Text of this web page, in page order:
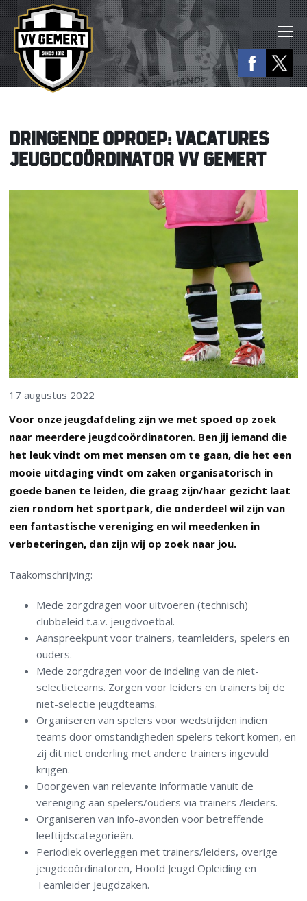
DRINGENDE OPROEP: VACATURES
JEUGDCOÖRDINATOR VV GEMERT
17 augustus 2022
Voor onze jeugdafdeling zijn we met spoed op zoek
naar meerdere jeugdcoördinatoren. Ben jij iemand die
het leuk vindt om met mensen om te gaan, die het een
mooie uitdaging vindt om zaken organisatorisch in
goede banen te leiden, die graag zijn/haar gezicht laat
zien rondom het sportpark, die onderdeel wil zijn van
een fantastische vereniging en wil meedenken in
verbeteringen, dan zijn wij op zoek naar jou.
Taakomschrijving:
Mede zorgdragen voor uitvoeren (technisch)
clubbeleid t.a.v. jeugdvoetbal.
Aanspreekpunt voor trainers, teamleiders, spelers en
ouders.
Mede zorgdragen voor de indeling van de niet-
selectieteams. Zorgen voor leiders en trainers bij de
niet-selectie jeugdteams.
Organiseren van spelers voor wedstrijden indien
teams door omstandigheden spelers tekort komen, en
zij dit niet onderling met andere trainers ingevuld
krijgen.
Doorgeven van relevante informatie vanuit de
vereniging aan spelers/ouders via trainers /leiders.
Organiseren van info-avonden voor betreffende
leeftijdscategorieën.
Periodiek overleggen met trainers/leiders, overige
jeugdcoördinatoren, Hoofd Jeugd Opleiding en
Teamleider Jeugdzaken.